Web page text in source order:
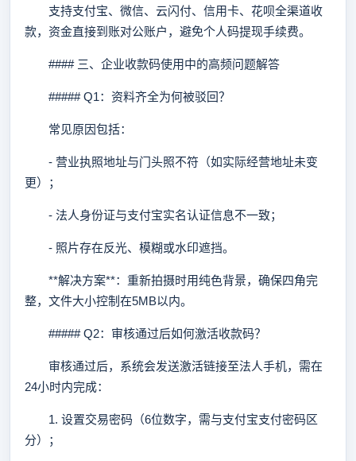
支持支付宝、微信、云闪付、信用卡、花呗全渠道收
款，资金直接到账对公账户，避免个人码提现手续费。
#### 三、企业收款码使用中的高频问题解答
##### Q1：资料齐全为何被驳回？
常见原因包括：
- 营业执照地址与门头照不符（如实际经营地址未变
更）；
- 法人身份证与支付宝实名认证信息不一致；
- 照片存在反光、模糊或水印遮挡。
**解决方案**：重新拍摄时用纯色背景，确保四角完
整，文件大小控制在5MB以内。
##### Q2：审核通过后如何激活收款码？
审核通过后，系统会发送激活链接至法人手机，需在
24小时内完成：
1. 设置交易密码（6位数字，需与支付宝支付密码区
分）；